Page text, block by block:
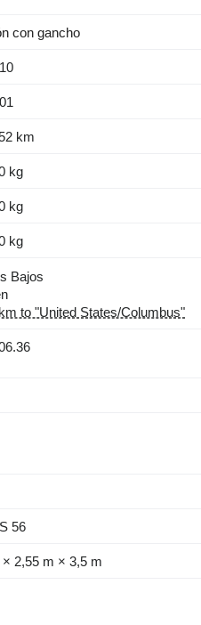
con gancho
km
kg
kg
kg
Bajos
to "United States/Columbus"
56
2,55 m × 3,5 m